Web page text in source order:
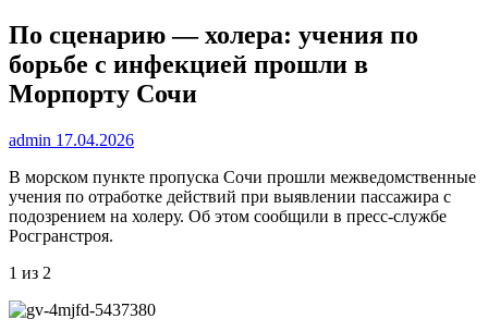
По сценарию — холера: учения по
борьбе с инфекцией прошли в
Морпорту Сочи
admin 17.04.2026
В морском пункте пропуска Сочи прошли межведомственные
учения по отработке действий при выявлении пассажира с
подозрением на холеру. Об этом сообщили в пресс-службе
Росгранстроя.
1 из 2